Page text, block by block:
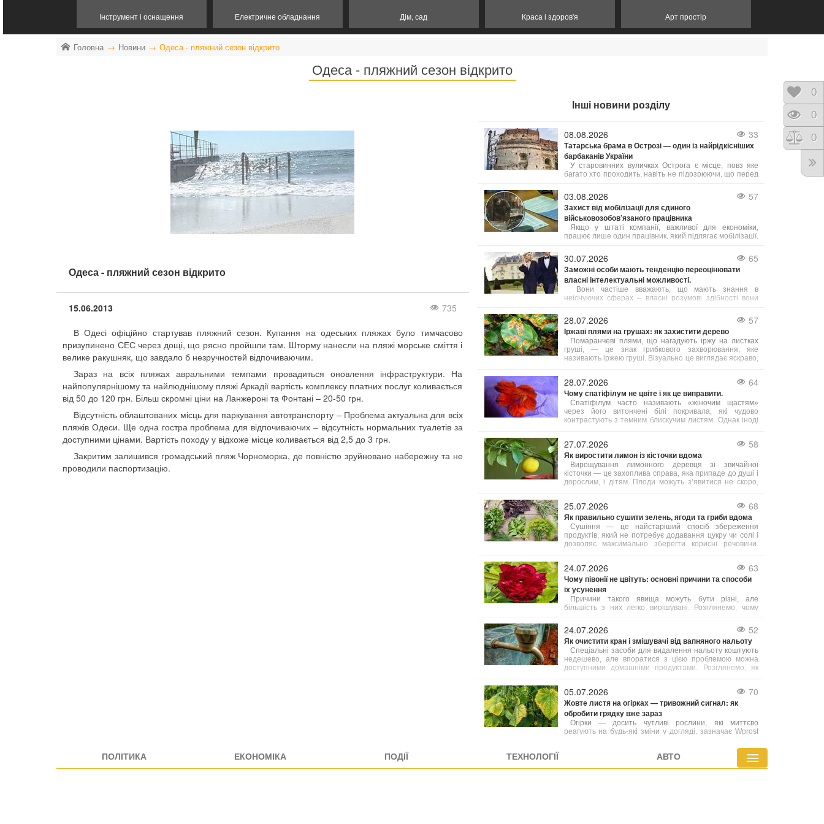
Інструмент і оснащення Електричне обладнання Дім, сад Краса і здоров'я Арт простір
Головна Новини Одеса - пляжний сезон відкрито
Одеса - пляжний сезон відкрито
Одеса - пляжний сезон відкрито
15.06.2013
735
В Одесі офіційно стартував пляжний сезон. Купання на одеських пляжах було тимчасово
призупинено СЕС через дощі, що рясно пройшли там. Шторму нанесли на пляжі морське сміття і
велике ракушняк, що завдало б незручностей відпочиваючим.
Зараз на всіх пляжах авральними темпами провадиться оновлення інфраструктури. На
найпопулярнішому та найлюднішому пляжі Аркадії вартість комплексу платних послуг коливається
від 50 до 120 грн. Більш скромні ціни на Ланжероні та Фонтані – 20-50 грн.
Відсутність облаштованих місць для паркування автотранспорту – Проблема актуальна для всіх
пляжів Одеси. Ще одна гостра проблема для відпочиваючих – відсутність нормальних туалетів за
доступними цінами. Вартість походу у відхоже місце коливається від 2,5 до 3 грн.
Закритим залишився громадський пляж Чорноморка, де повністю зруйновано набережну та не
проводили паспортизацію.
Інші новини розділу
08.08.2026 33
Татарська брама в Острозі — один із найрідкісніших
барбаканів України
У старовинних вуличках Острога є місце, повз яке
багато хто проходить, навіть не підозрюючи, що перед
України. Татарська брама — це унікальний барбакан
XVI століття, який століттями захищав місто, а сьогодні
став одним із найцікавіших туристичних об’єктів
Рівненщини.
03.08.2026 57
Захист від мобілізації для єдиного
військовозобов’язаного працівника
Якщо у штаті компанії, важливої для економіки,
працює лише один працівник, який підлягає мобілізації,
на бронювання. В такому випадку підприємство має
законне право оформити відтермінування мобілізації
саме для цього співробітника.
30.07.2026 65
Заможні особи мають тенденцію переоцінювати
власні інтелектуальні можливості.
Вони частіше вважають, що мають знання в
неіснуючих сферах – власні розумові здібності вони
28.07.2026 57
Іржаві плями на грушах: як захистити дерево
Помаранчеві плями, що нагадують іржу на листках
груші, — це знак грибкового захворювання, яке
називають іржею груші. Візуально це виглядає яскраво,
та важче проходить підготовку до зими. Тому дуже
важливо боротися з цією хворобою.
28.07.2026 64
Чому спатіфілум не цвіте і як це виправити.
Спатіфілум часто називають «жіночим щастям»
через його витончені білі покривала, які чудово
контрастують з темним блискучим листям. Однак іноді
Причин відсутності цвітіння декілька, і більшість з них
легко усунути.
27.07.2026 58
Як виростити лимон із кісточки вдома
Вирощування лимонного деревця зі звичайної
кісточки — це захоплива справа, яка припаде до душі і
дорослим, і дітям. Плоди можуть з’явитися не скоро,
підвіконня. Головне — знати кілька корисних порад, з
яких починається успіх.
25.07.2026 68
Як правильно сушити зелень, ягоди та гриби вдома
Сушіння — це найстаріший спосіб збереження
продуктів, який не потребує додавання цукру чи солі і
дозволяє максимально зберегти корисні речовини.
властивості. Розглянемо, як сушити різні продукти
вдома різними методами.
24.07.2026 63
Чому півонії не цвітуть: основні причини та способи
їх усунення
Причини такого явища можуть бути різні, але
більшість з них легко вирішувані. Розглянемо, чому
24.07.2026 52
Як очистити кран і змішувачі від вапняного нальоту
Спеціальні засоби для видалення нальоту коштують
недешево, але впоратися з цією проблемою можна
доступними домашніми продуктами. Розглянемо, як
05.07.2026 70
Жовте листя на огірках — тривожний сигнал: як
обробити грядку вже зараз
Огірки — досить чутливі рослини, які миттєво
реагують на будь-які зміни у догляді, зазначає Wprost
спеки, нерегулярного поливу або неправильного
ПОЛІТИКА ЕКОНОМІКА ПОДІЇ ТЕХНОЛОГІЇ АВТО
0
0
0